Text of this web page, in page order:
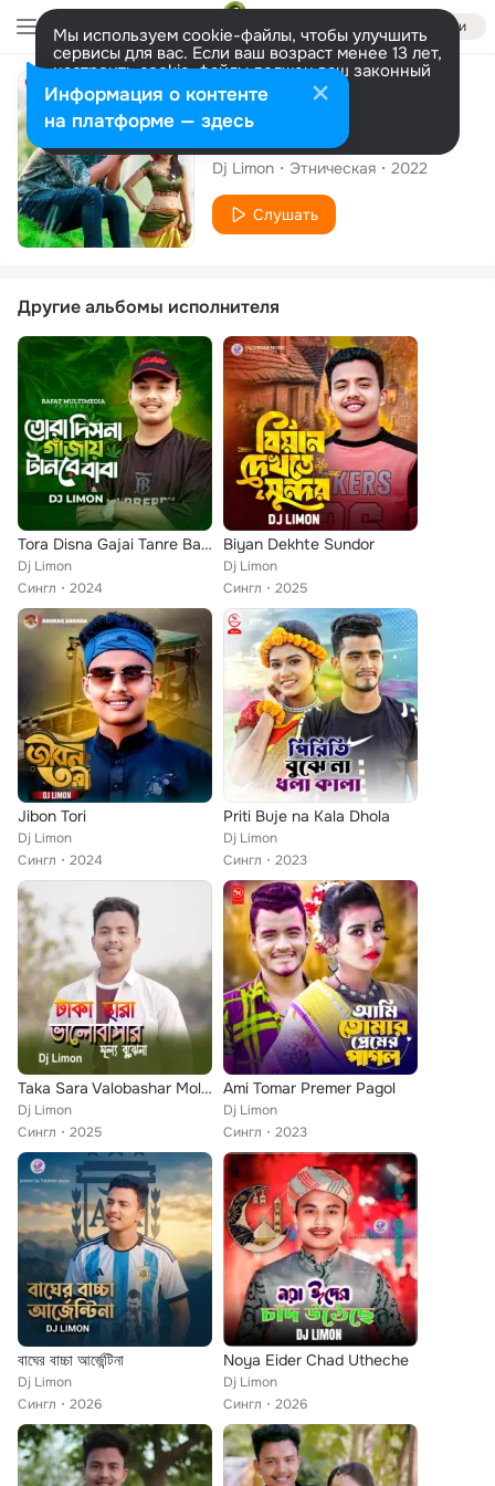
Войти
Мы используем cookie-файлы, чтобы улучшить
сервисы для вас. Если ваш возраст менее 13 лет,
настроить cookie-файлы должен ваш законный
представитель. Больше информации
Разрешить все Настроить
Сингл
Teler Dam Beshi
Dj Limon Этническая 2022
Слушать
Другие альбомы исполнителя
Tora Disna Gajai Tanre Baba
Dj Limon
Сингл
2024
Biyan Dekhte Sundor
Dj Limon
Сингл
2025
Jibon Tori
Dj Limon
Сингл
2024
Priti Buje na Kala Dhola
Dj Limon
Сингл
2023
Taka Sara Valobashar Mollo Bojena
Dj Limon
Сингл
2025
Ami Tomar Premer Pagol
Dj Limon
Сингл
2023
বাঘের বাচ্চা আর্জেন্টিনা
Dj Limon
Сингл
2026
Noya Eider Chad Utheche
Dj Limon
Сингл
2026
Информация о контенте
на платформе — здесь